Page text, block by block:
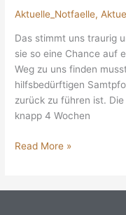
Aktuelle_Notfaelle,
Das stimmt uns traurig
sie so eine Chance auf
Weg zu uns finden
hilfsbedürftigen
zurück zu führen ist.
knapp 4 Wochen
Read More »